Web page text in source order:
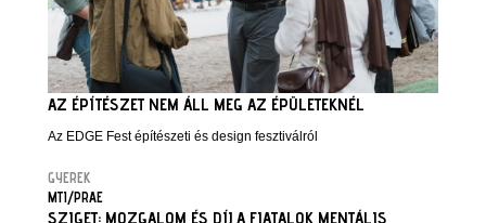
AZ ÉPÍTÉSZET NEM ÁLL MEG AZ ÉPÜLETEKNÉL
Az EDGE Fest építészeti és design fesztiválról
GYEREK
MTI/PRAE
SZIGET: MOZGALOM ÉS DÍJ A FIATALOK MENTÁLIS